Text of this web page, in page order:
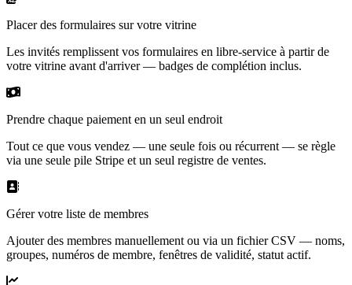
Placer des formulaires sur votre vitrine
Les invités remplissent vos formulaires en libre-service à partir de
votre vitrine avant d'arriver — badges de complétion inclus.
Prendre chaque paiement en un seul endroit
Tout ce que vous vendez — une seule fois ou récurrent — se règle
via une seule pile Stripe et un seul registre de ventes.
Gérer votre liste de membres
Ajouter des membres manuellement ou via un fichier CSV — noms,
groupes, numéros de membre, fenêtres de validité, statut actif.